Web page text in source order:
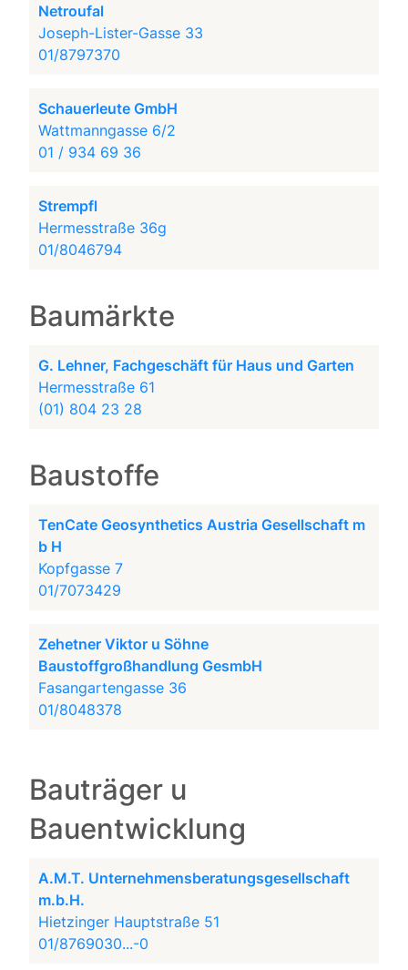
Netroufal
Joseph-Lister-Gasse 33
01/8797370
Schauerleute GmbH
Wattmanngasse 6/2
01 / 934 69 36
Strempfl
Hermesstraße 36g
01/8046794
Baumärkte
G. Lehner, Fachgeschäft für Haus und Garten
Hermesstraße 61
(01) 804 23 28
Baustoffe
TenCate Geosynthetics Austria Gesellschaft m
b H
Kopfgasse 7
01/7073429
Zehetner Viktor u Söhne
Baustoffgroßhandlung GesmbH
Fasangartengasse 36
01/8048378
Bauträger u
Bauentwicklung
A.M.T. Unternehmensberatungsgesellschaft
m.b.H.
Hietzinger Hauptstraße 51
01/8769030...-0